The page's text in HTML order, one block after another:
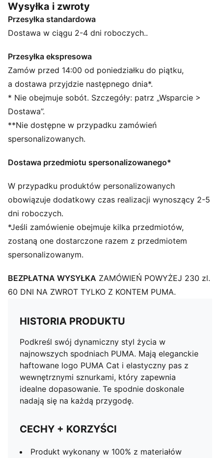
CECHY + KORZYŚCI
Produkt wykonany w 100% z materiałów z recyklingu,
z wyłączeniem wykończeń i ozdób
wilgoć z dala od ciała, zapewniając uczucie suchości
podczas ćwiczeń
SZCZEGÓŁY
Standardowy krój
diagonal
Standardowa długość
Średni stan
Boczna kieszeń
Wysyłka i zwroty
Przesyłka standardowa
Dostawa w ciągu 2-4 dni roboczych..
Przesyłka ekspresowa
Zamów przed 14:00 od poniedziałku do piątku,
a dostawa przyjdzie następnego dnia*.
* Nie obejmuje sobót. Szczegóły: patrz „Wsparcie >
Dostawa”.
**Nie dostępne w przypadku zamówień
spersonalizowanych.
Dostawa przedmiotu spersonalizowanego*
W przypadku produktów personalizowanych
obowiązuje dodatkowy czas realizacji wynoszący 2-5
dni roboczych.
*Jeśli zamówienie obejmuje kilka przedmiotów,
zostaną one dostarczone razem z przedmiotem
spersonalizowanym.
BEZPŁATNA WYSYŁKA ZAMÓWIEŃ POWYŻEJ 230 zl.
60 DNI NA ZWROT TYLKO Z KONTEM PUMA.
HISTORIA PRODUKTU
Podkreśl swój dynamiczny styl życia w
najnowszych spodniach PUMA. Mają eleganckie
haftowane logo PUMA Cat i elastyczny pas z
wewnętrznymi sznurkami, który zapewnia
idealne dopasowanie. Te spodnie doskonale
nadają się na każdą przygodę.
CECHY + KORZYŚCI
Produkt wykonany w 100% z materiałów